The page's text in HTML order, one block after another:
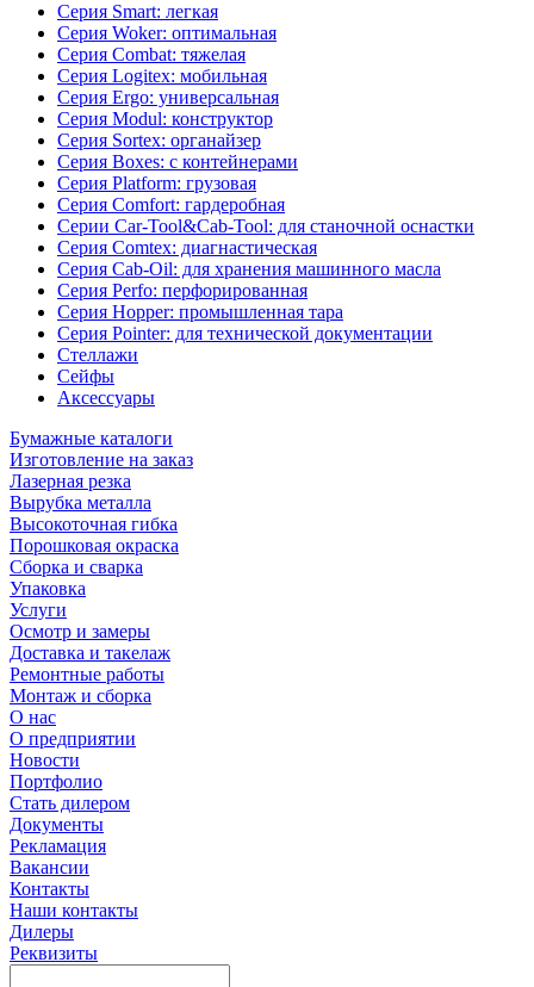
Серия Smart: легкая
Серия Woker: оптимальная
Серия Combat: тяжелая
Серия Logitex: мобильная
Серия Ergo: универсальная
Серия Modul: конструктор
Серия Sortex: органайзер
Серия Boxes: с контейнерами
Серия Platform: грузовая
Серия Comfort: гардеробная
Серии Car-Tool&Cab-Tool: для станочной оснастки
Серия Comtex: диагнастическая
Серия Cab-Oil: для хранения машинного масла
Серия Perfo: перфорированная
Серия Hopper: промышленная тара
Серия Pointer: для технической документации
Стеллажи
Сейфы
Аксессуары
Бумажные каталоги
Изготовление на заказ
Лазерная резка
Вырубка металла
Высокоточная гибка
Порошковая окраска
Сборка и сварка
Упаковка
Услуги
Осмотр и замеры
Доставка и такелаж
Ремонтные работы
Монтаж и сборка
О нас
О предприятии
Новости
Портфолио
Стать дилером
Документы
Рекламация
Вакансии
Контакты
Наши контакты
Дилеры
Реквизиты